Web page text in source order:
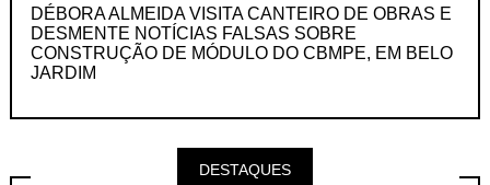
DÉBORA ALMEIDA VISITA CANTEIRO DE OBRAS E
DESMENTE NOTÍCIAS FALSAS SOBRE
CONSTRUÇÃO DE MÓDULO DO CBMPE, EM BELO
JARDIM
DESTAQUES